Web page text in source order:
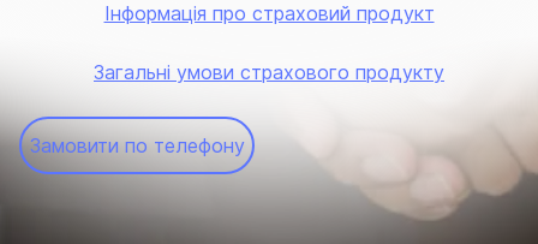
Інформація про страховий продукт
Загальні умови страхового продукту
Замовити по телефону